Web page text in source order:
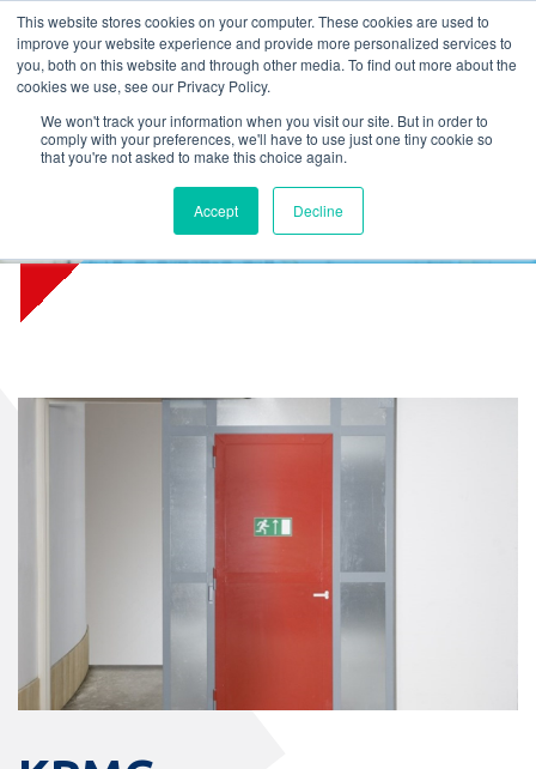
This website stores cookies on your computer. These cookies are used to
improve your website experience and provide more personalized services to
you, both on this website and through other media. To find out more about the
cookies we use, see our Privacy Policy.
We won't track your information when you visit our site. But in order to
comply with your preferences, we'll have to use just one tiny cookie so
that you're not asked to make this choice again.
Accept Decline
L T M P
KPMG Hauptgeschäftsstelle